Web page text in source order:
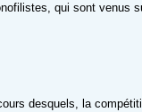
qui sont
desquels, la